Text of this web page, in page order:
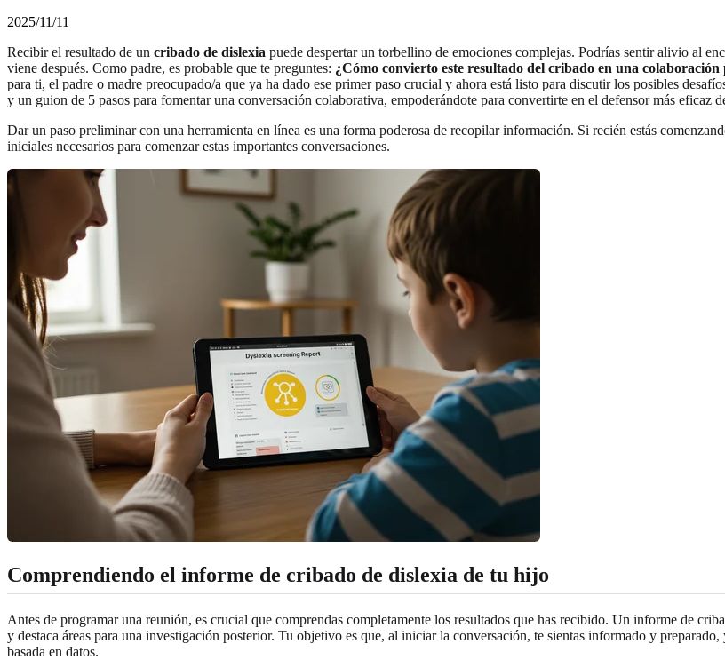
2025/11/11
Recibir el resultado de un cribado de dislexia puede despertar un torbellino de emociones complejas. Podrías sentir alivio al
viene después. Como padre, es probable que te preguntes: ¿Cómo convierto este resultado del cribado en una
para ti, el padre o madre preocupado/a que ya ha dado ese primer paso crucial y ahora está listo para discutir los posibles
y un guion de 5 pasos para fomentar una conversación colaborativa, empoderándote para convertirte en el defensor más eficaz
Dar un paso preliminar con una herramienta en línea es una forma poderosa de recopilar información. Si recién estás
iniciales necesarios para comenzar estas importantes conversaciones.
Comprendiendo el informe de cribado de dislexia de tu hijo
Antes de programar una reunión, es crucial que comprendas completamente los resultados que has recibido. Un informe de
y destaca áreas para una investigación posterior. Tu objetivo es que, al iniciar la conversación, te sientas informado y
basada en datos.